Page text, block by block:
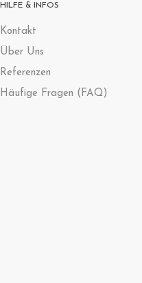
HILFE & INFOS
Kontakt
Über Uns
Referenzen
Häufige Fragen (FAQ)